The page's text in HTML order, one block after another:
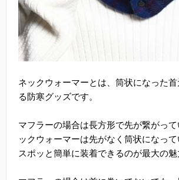
ネックウォーマーとは、筒状になった
る防寒グッズです。
マフラーの場合は長方形で先が繋がっ
ックウォーマーは先がなく筒状になっ
スポッと簡単に装着できるのが最大の魅